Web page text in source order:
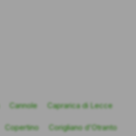
Cannole Caprarica di Lecce
Copertino Corigliano d'Otranto